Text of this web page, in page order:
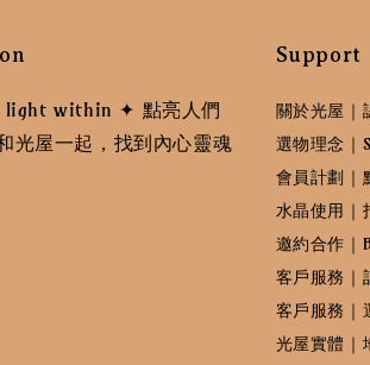
light within ✦ 點亮人們
光屋一起，找到內心靈魂
Support
關於光屋｜
選物理念
會員計劃｜
水晶使用｜
邀約合作｜
客戶服務｜
客戶服務｜
光屋實體｜